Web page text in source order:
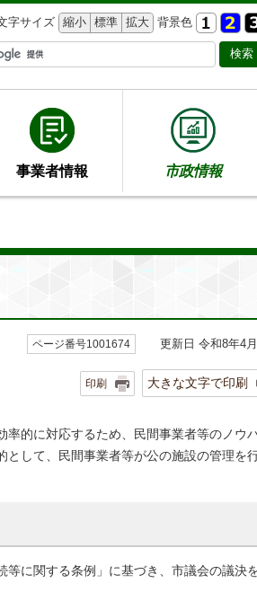
字サイズ 縮小 標準 拡大 背景色
事業者情報 市政情報
ページ番号1001674 更新日 令和8年4月
印刷 大きな文字で印刷
的に対応するため、民間事業者等のノウ
して、民間事業者等が公の施設の管理を
に関する条例」に基づき、市議会の議決